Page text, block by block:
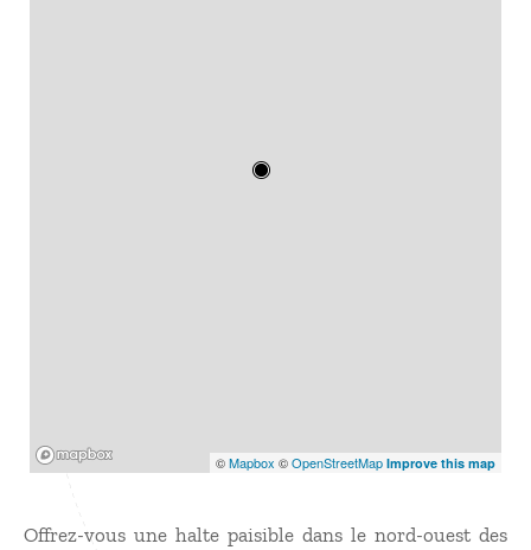
©Mapbox ©OpenStreetMap Improve this map
Offrez-vous une halte paisible dans le nord-ouest des